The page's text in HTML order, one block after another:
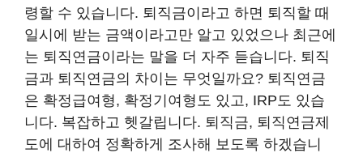
령할 수 있습니다. 퇴직금이라고 하면 퇴직할 때
일시에 받는 금액이라고만 알고 있었으나 최근에
는 퇴직연금이라는 말을 더 자주 듣습니다. 퇴직
금과 퇴직연금의 차이는 무엇일까요? 퇴직연금
은 확정급여형, 확정기여형도 있고, IRP도 있습
니다. 복잡하고 헷갈립니다. 퇴직금, 퇴직연금제
도에 대하여 정확하게 조사해 보도록 하겠습니